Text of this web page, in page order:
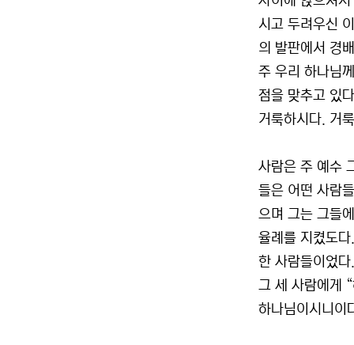
시고 두려우신
의 발판에서 경
주 우리 하나님
점을 맞추고 있
거룩하시다. 거
사람은 주 예수
들은 어떤 사람
으며 그는 그들
율례를 지켰도
한 사람들이었
그 세 사람에게
하나님이시니이